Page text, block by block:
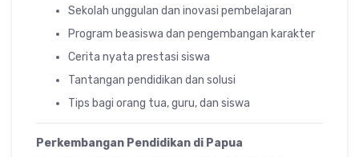
Sekolah unggulan dan inovasi pembelajaran
Program beasiswa dan pengembangan karakter
Cerita nyata prestasi siswa
Tantangan pendidikan dan solusi
Tips bagi orang tua, guru, dan siswa
Perkembangan Pendidikan di Papua